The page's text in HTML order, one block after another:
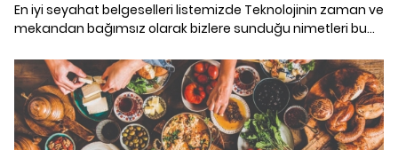
En iyi seyahat belgeselleri listemizde Teknolojinin zaman ve
mekandan bağımsız olarak bizlere sunduğu nimetleri bu
bugünleri kolaylaştıran dünyaya bakış açınızı değiştirip
ufkunuzu genişletecek mutlaka izlenmesi gereken 4
macera dolu seyahat belgeseline birlikte göz atalım. Kim
bilir belki hayranı olduğumuz isimlerin elinden tutup bir
yolculuğa çıkarız.